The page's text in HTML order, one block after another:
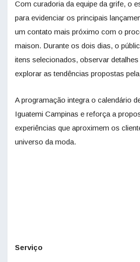
Com curadoria da equipe da grife, o
para evidenciar os principais
um contato mais próximo com o
maison. Durante os dois dias, o
itens selecionados, observar
explorar as tendências propostas
A programação integra o calendário
Iguatemi Campinas e reforça a
experiências que aproximem os
universo da moda.
Serviço